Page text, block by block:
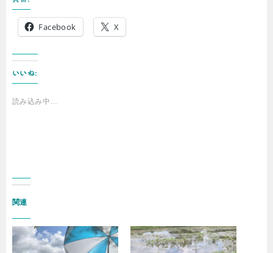
Facebook X
いいね:
読み込み中…
関連